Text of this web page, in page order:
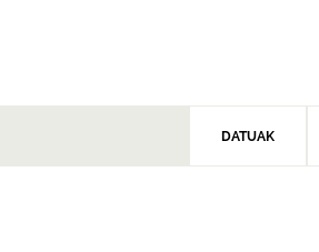
DATUAK